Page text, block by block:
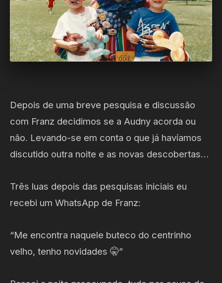
Depois de uma breve pesquisa e discussão
com Franz decidimos se a Audny acorda ou
não. Levando-se em conta o que já havíamos
discutido outra noite e as novas descobertas…
Três luas depois das pesquisas iniciais eu
recebi um WhatsApp de Franz:
“Me encontra naquele buteco do centrinho
velho, tenho novidades 🤫”